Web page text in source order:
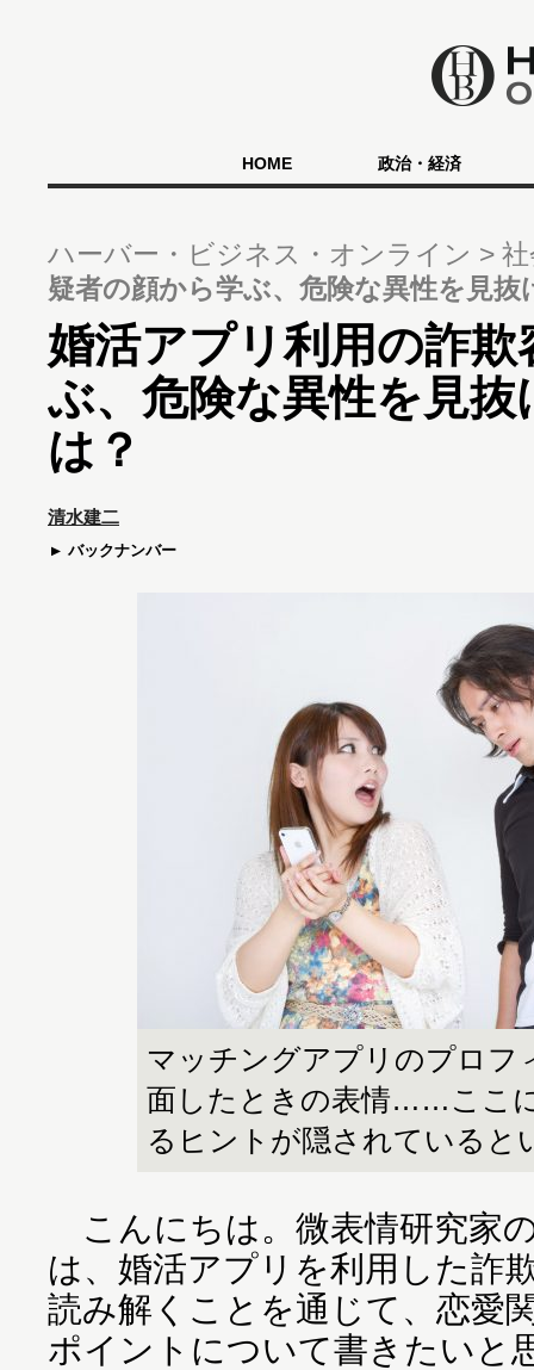
HOME 政治・経済
ハーバー・ビジネス・オンライン
疑者の顔から学ぶ、危険な異性を見抜
婚活アプリ利用の詐
ぶ、危険な異性を見
は？
清水建二
バックナンバー
マッチングアプリのプロフ
面したときの表情……ここ
るヒントが隠されていると
こんにちは。微表情研究家
は、婚活アプリを利用した詐
読み解くことを通じて、恋愛
ポイントについて書きたいと